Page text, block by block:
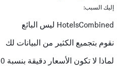
إليك السبب:
HotelsCombined ليس البائع
نقوم بتجميع الكثير من البيانات لك
لماذا لا تكون الأسعار دقيقة بنسبة 100٪؟